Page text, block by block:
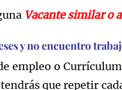
Vacante similar o
y no encuentro
empleo o
que repetir